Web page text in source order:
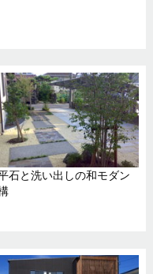
石と洗い出しの和モダン